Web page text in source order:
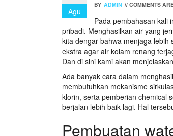
Agu
BY ADMIN // COMMENTS
Pada pembahasan kali
pribadi. Menghasilkan air yang
kita dengar bahwa menjaga
ekstra agar air kolam renang
Dan di sini kami akan
Ada banyak cara dalam
membutuhkan mekanisme
klorin, serta pemberian chemical
berjalan lebih baik lagi. Hal
Pembuatan